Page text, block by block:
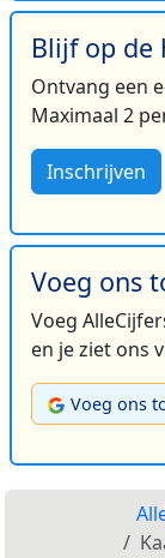
Blijf op de
Ontvang een
Maximaal 2
Inschrijven
Voeg ons
Voeg
en je ziet ons
Voeg ons